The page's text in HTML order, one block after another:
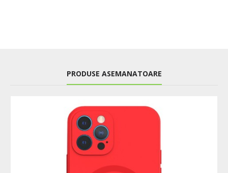
PRODUSE ASEMANATOARE